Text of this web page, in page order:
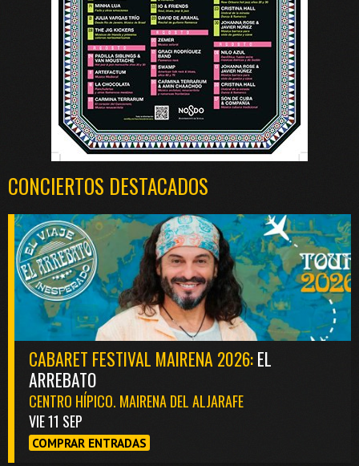
CONCIERTOS DESTACADOS
CABARET FESTIVAL MAIRENA 2026:EL
ARREBATO
CENTRO HÍPICO. MAIRENA DEL ALJARAFE
VIE 11 SEP
COMPRAR ENTRADAS